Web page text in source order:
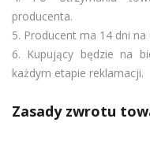
producenta.
5. Producent ma 14 dni
6. Kupujący będzie na
każdym etapie reklamacji.
Zasady zwrotu